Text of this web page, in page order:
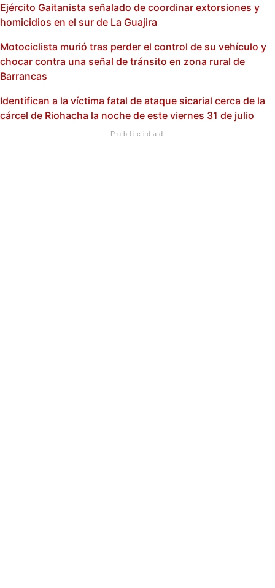
Ejército Gaitanista señalado de coordinar extorsiones y
homicidios en el sur de La Guajira
Motociclista murió tras perder el control de su vehículo y
chocar contra una señal de tránsito en zona rural de
Barrancas
Identifican a la víctima fatal de ataque sicarial cerca de la
cárcel de Riohacha la noche de este viernes 31 de julio
Publicidad